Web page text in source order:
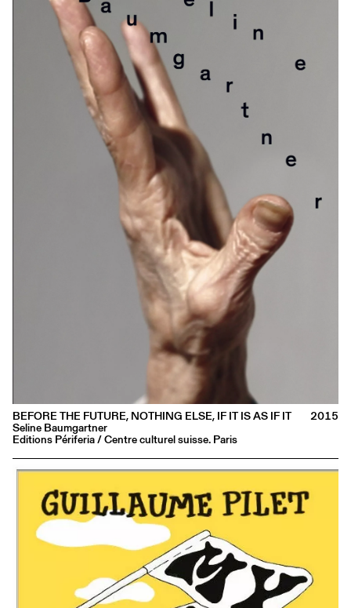
BEFORE THE FUTURE, NOTHING ELSE, IF IT IS AS IF IT
Seline Baumgartner
Editions Périferia / Centre culturel suisse. Paris
2015